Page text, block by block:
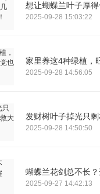
想让蝴蝶兰叶子厚得
2025-09-28 15:03:22
家里养这4种绿植，
2025-09-28 14:56:05
发财树叶子掉光只
2025-09-28 14:50:50
蝴蝶兰花剑总不长？
2025-09-27 14:42:13